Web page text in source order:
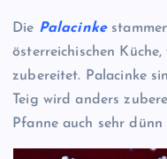
Die Palacinke
österreichischen
zubereitet. Palacinke
Teig wird anders
Pfanne auch sehr